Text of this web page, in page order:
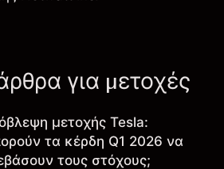
για μετοχές
μετοχής Tesla:
τα κέρδη Q1 2026 να
τους στόχους;